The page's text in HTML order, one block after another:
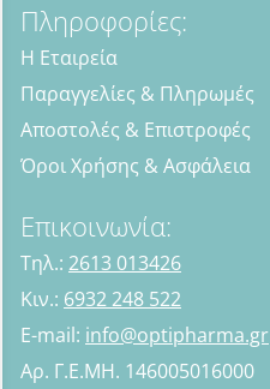
Πληροφορίες:
Η Εταιρεία
Παραγγελίες & Πληρωμές
Αποστολές & Επιστροφές
Όροι Χρήσης & Ασφάλεια
Επικοινωνία:
Τηλ.: 2613 013426
Κιν.: 6932 248 522
E-mail: info@optipharma.gr
Αρ. Γ.Ε.ΜΗ. 146005016000